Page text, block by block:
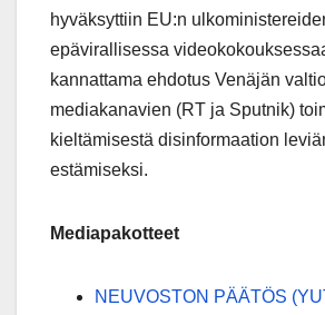
hyväksyttiin EU:n
epävirallisessa
kannattama ehdotus Venäjän
mediakanavien (RT ja Sputnik)
kieltämisestä disinformaation
estämiseksi.
Mediapakotteet
NEUVOSTON PÄÄTÖS